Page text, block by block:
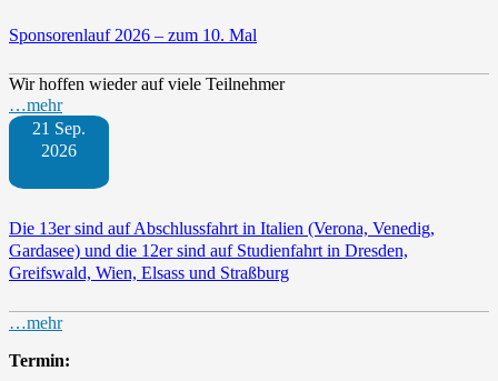
Sponsorenlauf 2026 – zum 10. Mal
Wir hoffen wieder auf viele Teilnehmer
…mehr
21 Sep.
2026
Die 13er sind auf Abschlussfahrt in Italien (Verona, Venedig,
Gardasee) und die 12er sind auf Studienfahrt in Dresden,
Greifswald, Wien, Elsass und Straßburg
…mehr
Termin: